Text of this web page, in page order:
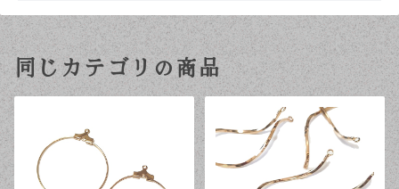
同じカテゴリの商品